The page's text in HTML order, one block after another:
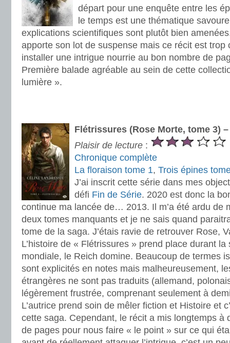
départ pour une enquête entre les
le temps est une thématique
explications scientifiques sont plutôt bien
apporte son lot de suspense mais ce récit est trop
installer une intrigue nourrie au bon nombre de
Première balade agréable au sein de cette
lumière ».
Flétrissures (Rose Morte, tome 3)
Plaisir de lecture :
Chronique complète
La floraison tome 1, Trois épines
J’ai inscrit cette série dans mes
défi Fin de Série. 2020 est donc la
continue ma lancée de… 2013. Il m’a été ardu de
deux tomes manquants et je ne sais quand
tome de la saga. J’étais ravie de retrouver Rose,
L’histoire de « Flétrissures » prend place durant
mondiale, le Reich domine. Beaucoup de termes
sont explicités en notes mais malheureusement,
étrangères ne sont pas traduits (allemand,
légèrement frustrée, comprenant seulement à
L’autrice prend soin de mêler fiction et Histoire et
cette saga. Cependant, le récit a mis longtemps
de pages pour nous faire « le point » sur ce qui